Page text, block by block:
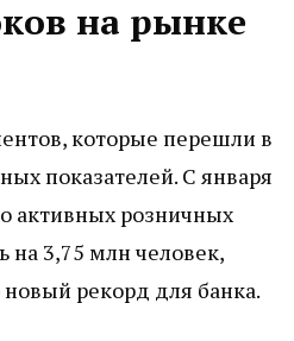
на рынке
которые перешли в
показателей. С января
активных розничных
на 3,75 млн человек,
рекорд для банка.